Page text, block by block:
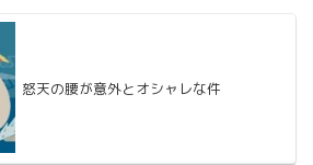
怒天の腰が意外とオシャレな件